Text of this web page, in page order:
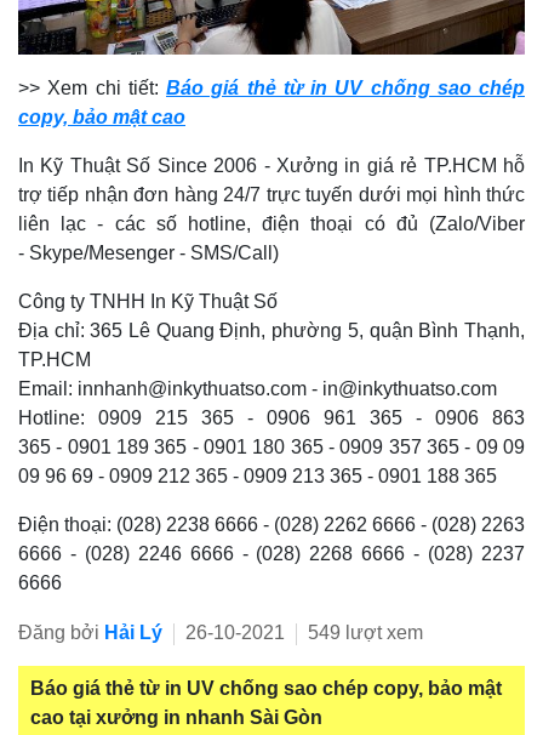
>> Xem chi tiết: Báo giá thẻ từ in UV chống sao chép
copy, bảo mật cao
In Kỹ Thuật Số Since 2006 - Xưởng in giá rẻ TP.HCM hỗ
trợ tiếp nhận đơn hàng 24/7 trực tuyến dưới mọi hình thức
liên lạc - các số hotline, điện thoại có đủ (Zalo/Viber
- Skype/Mesenger - SMS/Call)
Công ty TNHH In Kỹ Thuật Số
Địa chỉ: 365 Lê Quang Định, phường 5, quận Bình Thạnh,
TP.HCM
Email: innhanh@inkythuatso.com - in@inkythuatso.com
Hotline: 0909 215 365 - 0906 961 365 - 0906 863
365 - 0901 189 365 - 0901 180 365 - 0909 357 365 - 09 09
09 96 69 - 0909 212 365 - 0909 213 365 - 0901 188 365
Điện thoại: (028) 2238 6666 - (028) 2262 6666 - (028) 2263
6666 - (028) 2246 6666 - (028) 2268 6666 - (028) 2237
6666
Đăng bởi Hải Lý 26-10-2021 549 lượt xem
Báo giá thẻ từ in UV chống sao chép copy, bảo mật
cao tại xưởng in nhanh Sài Gòn